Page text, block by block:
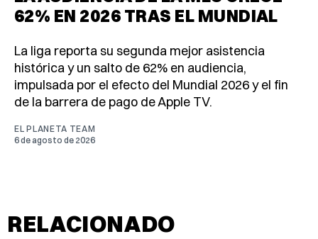
62% EN 2026 TRAS EL MUNDIAL
La liga reporta su segunda mejor asistencia
histórica y un salto de 62% en audiencia,
impulsada por el efecto del Mundial 2026 y el fin
de la barrera de pago de Apple TV.
EL PLANETA TEAM
6 de agosto de 2026
RELACIONADO